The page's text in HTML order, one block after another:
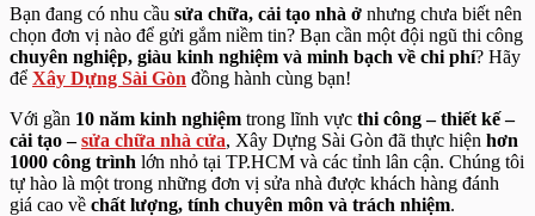
Bạn đang có nhu cầu sửa chữa, cải tạo nhà ở nhưng chưa biết nên
chọn đơn vị nào để gửi gắm niềm tin? Bạn cần một đội ngũ thi công
chuyên nghiệp, giàu kinh nghiệm và minh bạch về chi phí? Hãy
để Xây Dựng Sài Gòn đồng hành cùng bạn!
Với gần 10 năm kinh nghiệm trong lĩnh vực thi công – thiết kế –
cải tạo –sửa chữa nhà cửa, Xây Dựng Sài Gòn đã thực hiện hơn
1000 công trình lớn nhỏ tại TP.HCM và các tỉnh lân cận. Chúng tôi
tự hào là một trong những đơn vị sửa nhà được khách hàng đánh
giá cao về chất lượng, tính chuyên môn và trách nhiệm.